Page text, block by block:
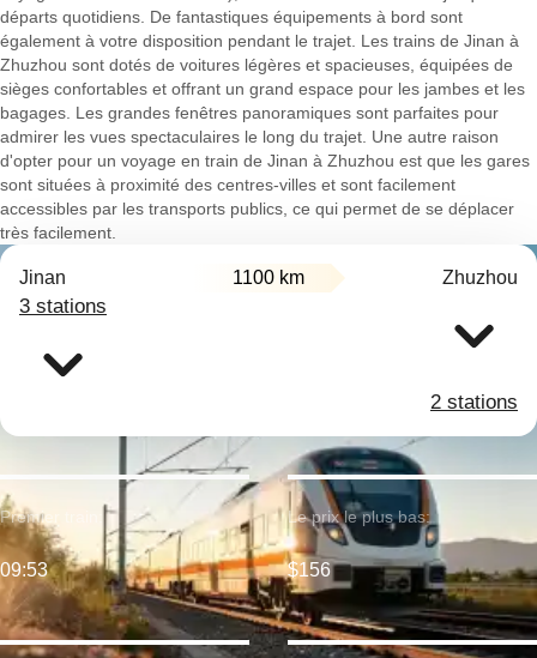
départs quotidiens. De fantastiques équipements à bord sont
également à votre disposition pendant le trajet. Les trains de Jinan à
Zhuzhou sont dotés de voitures légères et spacieuses, équipées de
sièges confortables et offrant un grand espace pour les jambes et les
bagages. Les grandes fenêtres panoramiques sont parfaites pour
admirer les vues spectaculaires le long du trajet. Une autre raison
d'opter pour un voyage en train de Jinan à Zhuzhou est que les gares
sont situées à proximité des centres-villes et sont facilement
accessibles par les transports publics, ce qui permet de se déplacer
très facilement.
Jinan 1100 km Zhuzhou
3 stations
2 stations
Premier train:
09:53
Le prix le plus bas:
$156